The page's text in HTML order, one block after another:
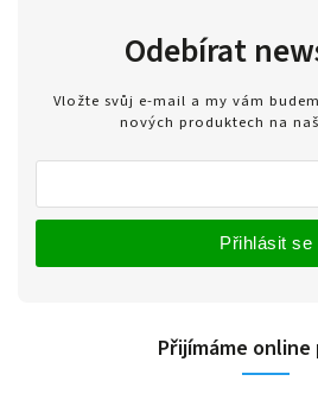
Odebírat
Vložte svůj e-mail a my vám
nových produktech na
Přihlásit se
Přijímáme